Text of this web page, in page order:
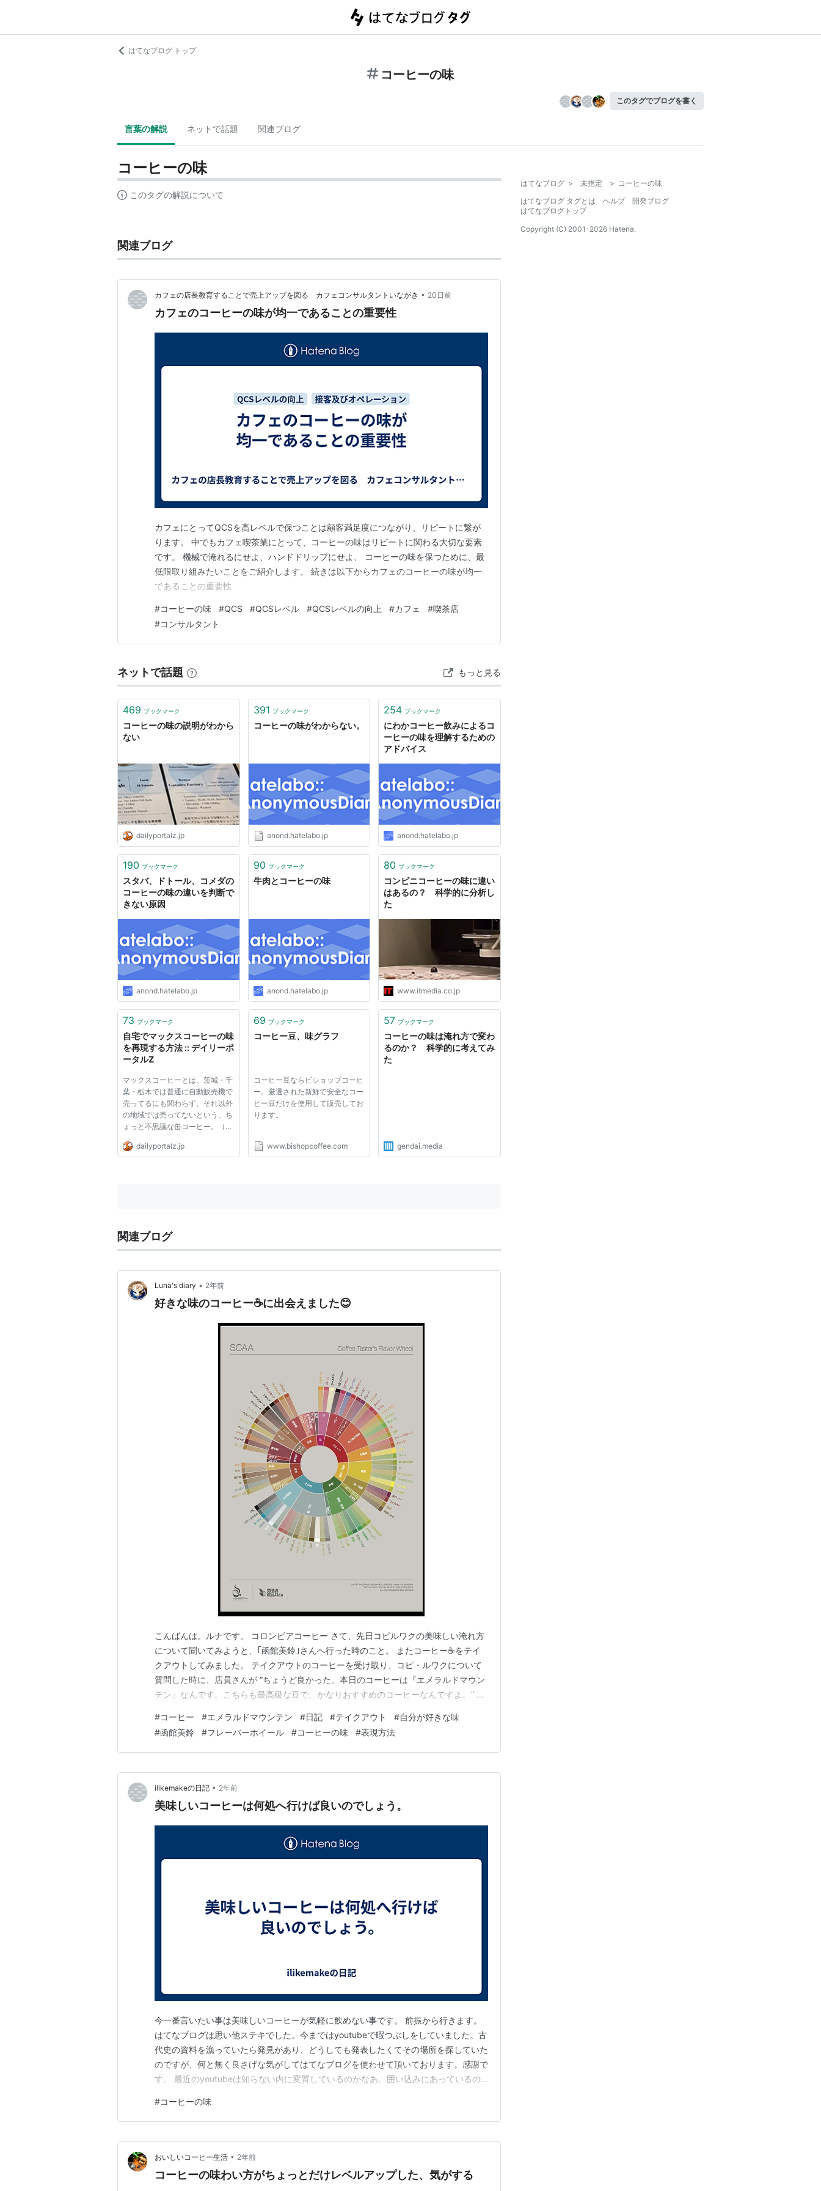
はてなブログ トップ
コーヒーの味
このタグでブログを書く
言葉の解説 ネットで話題 関連ブログ
コーヒーの味
このタグの解説について
関連ブログ
カフェの店長教育することで売上アップを図る カフェコンサルタントいながき • 20日前
カフェのコーヒーの味が均一であることの重要性
カフェにとってQCSを高レベルで保つことは顧客満足度につながり、リピートに繋が
ります。 中でもカフェ喫茶業にとって、コーヒーの味はリピートに関わる大切な要素
です。 機械で淹れるにせよ、ハンドドリップにせよ、 コーヒーの味を保つために、最
低限取り組みたいことをご紹介します。 続きは以下からカフェのコーヒーの味が均一
であることの重要性
#コーヒーの味 #QCS #QCSレベル #QCSレベルの向上 #カフェ #喫茶店
#コンサルタント
ネットで話題 もっと見る
469 ブックマーク
コーヒーの味の説明がわから
ない
dailyportalz.jp
391 ブックマーク
コーヒーの味がわからない。
anond.hatelabo.jp
254 ブックマーク
にわかコーヒー飲みによるコ
ーヒーの味を理解するための
アドバイス
anond.hatelabo.jp
190 ブックマーク
スタバ、ドトール、コメダの
コーヒーの味の違いを判断で
きない原因
anond.hatelabo.jp
90 ブックマーク
牛肉とコーヒーの味
anond.hatelabo.jp
80 ブックマーク
コンビニコーヒーの味に違い
はあるの？ 科学的に分析し
た
www.itmedia.co.jp
73 ブックマーク
自宅でマックスコーヒーの味
を再現する方法 :: デイリーポ
ータルZ
マックスコーヒーとは、茨城・千
葉・栃木では普通に自動販売機で
売ってるにも関わらず、それ以外
の地域では売ってないという、ち
ょっと不思議な缶コーヒー。（昨
年あたりから販売地域がちょっと
拡大されたらしい） その特徴
dailyportalz.jp
69 ブックマーク
コーヒー豆、味グラフ
コーヒー豆ならビショップコーヒ
ー。厳選された新鮮で安全なコー
ヒー豆だけを使用して販売してお
ります。
www.bishopcoffee.com
57 ブックマーク
コーヒーの味は淹れ方で変わ
るのか？ 科学的に考えてみ
た
gendai.media
関連ブログ
Luna's diary • 2年前
好きな味のコーヒー☕に出会えました😊
こんばんは。ルナです。 コロンビアコーヒー さて、先日コピルワクの美味しい淹れ方
について聞いてみようと、｢函館美鈴｣さんへ行った時のこと。 またコーヒー☕をテイ
クアウトしてみました。 テイクアウトのコーヒーを受け取り、コピ・ルワクについて
質問した時に、店員さんが ”ちょうど良かった。本日のコーヒーは『エメラルドマウン
テン』なんです。こちらも最高級な豆で、かなりおすすめのコーヒーなんですよ。” と
供しているのではなく、その時々で変えているようです。 それは、楽しみ🎵 お店を出
て、早速飲んでみることに。 ひとくち飲んだ瞬…
#コーヒー #エメラルドマウンテン #日記 #テイクアウト #自分が好きな味
#函館美鈴 #フレーバーホイール #コーヒーの味 #表現方法
ilikemakeの日記 • 2年前
美味しいコーヒーは何処へ行けば良いのでしょう。
今一番言いたい事は美味しいコーヒーが気軽に飲めない事です。 前振から行きます。
はてなブログは思い他ステキでした。今まではyoutubeで暇つぶしをしていました。古
代史の資料を漁っていたら発見があり、どうしても発表したくてその場所を探していた
のですが、何と無く良さげな気がしてはてなブログを使わせて頂いております。感謝で
す。 最近のyoutubeは知らない内に変質しているのかなあ。囲い込みにあっているの
しょう。これからはもっと他の所も探すようにします。 はてなブログがステキなの
で、テーマを変えてもう少し言いたいこと…
#コーヒーの味
おいしいコーヒー生活 • 2年前
コーヒーの味わい方がちょっとだけレベルアップした、気がする
はてなブログ > 未指定 > コーヒーの味
はてなブログ タグとは
ヘルプ
開発ブログ
はてなブログトップ
Copyright (C) 2001-2026 Hatena.